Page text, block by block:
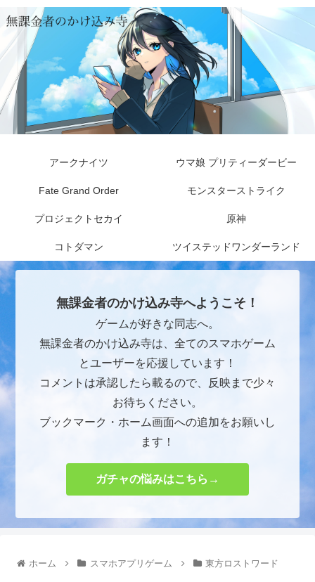
アークナイツ ウマ娘 プリティーダービー
Fate Grand Order モンスターストライク
プロジェクトセカイ 原神
コトダマン ツイステッドワンダーランド
無課金者のかけ込み寺へようこそ！
ゲームが好きな同志へ。
無課金者のかけ込み寺は、全てのスマホゲーム
とユーザーを応援しています！
コメントは承認したら載るので、反映まで少々
お待ちください。
ブックマーク・ホーム画面への追加をお願いし
ます！
ガチャの悩みはこちら→
ホーム スマホアプリゲーム 東方ロストワード